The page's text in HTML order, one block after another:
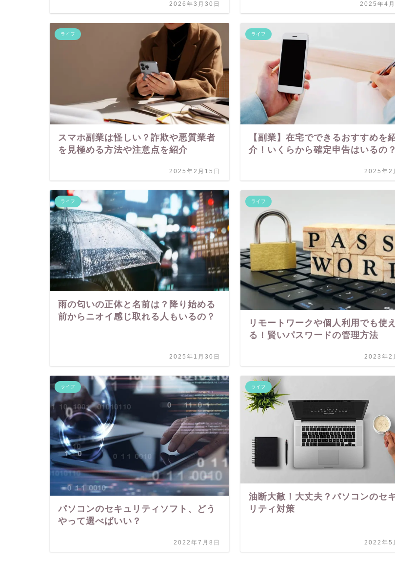
2026年3月30日 2025年4
ライフ
スマホ副業は怪しい？詐欺や悪質業者
を見極める方法や注意点を紹介
2025年2月15日
ライフ
【副業】在宅でできるおすすめを
介！いくらから確定申告はいるの？
2025年2
ライフ
雨の匂いの正体と名前は？降り始める
前からニオイ感じ取れる人もいるの？
2025年1月30日
ライフ
リモートワークや個人利用でも使え
る！賢いパスワードの管理方法
2023年2
ライフ
パソコンのセキュリティソフト、どう
やって選べばいい？
2022年7月8日
ライフ
油断大敵！大丈夫？パソコンのセ
リティ対策
2022年5